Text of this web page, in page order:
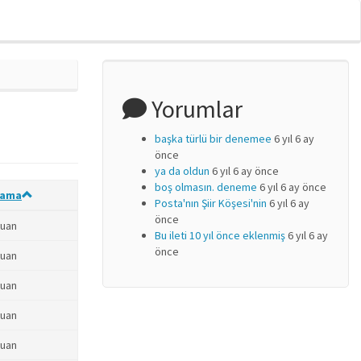
Yorumlar
başka türlü bir denemee 6 yıl 6 ay
önce
ya da oldun 6 yıl 6 ay önce
boş olmasın. deneme 6 yıl 6 ay önce
Posta'nın Şiir Köşesi'nin 6 yıl 6 ay
önce
Bu ileti 10 yıl önce eklenmiş6 yıl 6 ay
önce